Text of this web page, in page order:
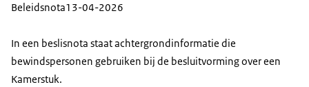
Beleidsnota13-04-2026
In een beslisnota staat achtergrondinformatie die
bewindspersonen gebruiken bij de besluitvorming over een
Kamerstuk.